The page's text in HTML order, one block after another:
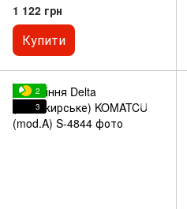
1 122 грн
Купити
2
3